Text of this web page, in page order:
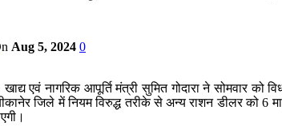
Aug 5, 2024 0
खाद्य एवं नागरिक आपूर्ति मंत्री सुमित गोदारा ने सोमवार
जिले में नियम विरुद्ध तरीके से अन्य राशन डीलर को